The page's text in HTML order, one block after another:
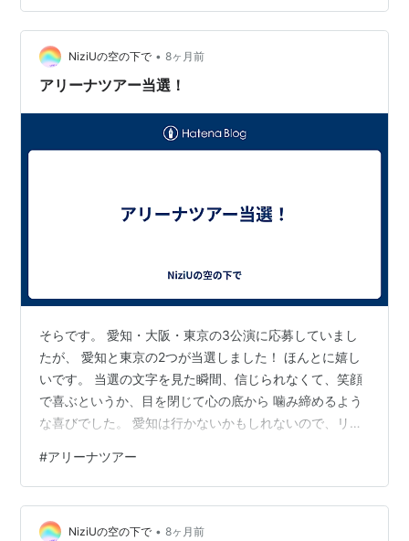
です もちろん 東京公演2日すべて申し込みました ファン
クラブW会員なので 最速先行に申し込んで抽選です去年
は幸運に恵まれ 4公演に出陣しすべて良席でした 今年は
そ…
NiziUの空の下で • 8ヶ月前
アリーナツアー当選！
そらです。 愛知・大阪・東京の3公演に応募していまし
たが、 愛知と東京の2つが当選しました！ ほんとに嬉し
いです。 当選の文字を見た瞬間、信じられなくて、笑顔
で喜ぶというか、目を閉じて心の底から 噛み締めるよう
な喜びでした。 愛知は行かないかもしれないので、リセ
います！ 今日ホテルを予約します。 どんなステージにな
るのか、とても楽しみです。 読んでくれてありがとうご
ざいます！
#アリーナツアー
NiziUの空の下で • 8ヶ月前